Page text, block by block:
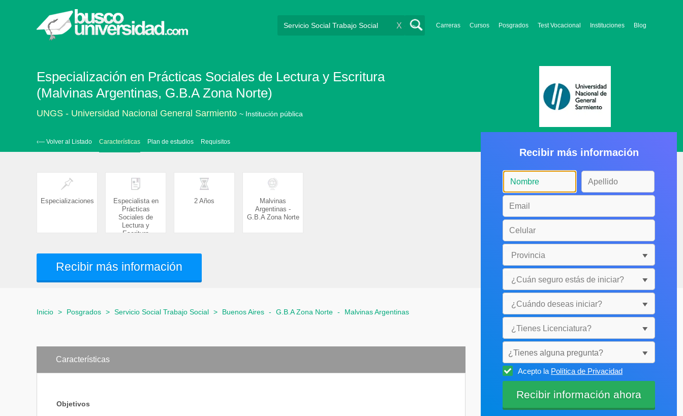
Carreras Cursos Posgrados Test Vocacional Instituciones Blog
X
Especialización en Prácticas Sociales de Lectura y Escritura
(Malvinas Argentinas, G.B.A Zona Norte)
UNGS - Universidad Nacional General Sarmiento ~ Institución pública
‹— Volver al Listado Características Plan de estudios Requisitos
Especializaciones
Especialista en
Prácticas
Sociales de
Lectura y
Escritura
2 Años
Malvinas
Argentinas -
G.B.A Zona Norte
Recibir más información
Inicio > Posgrados > Servicio Social Trabajo Social > Buenos Aires - G.B.A Zona Norte - Malvinas Argentinas
Características
Objetivos
Recibir más información
¿Tienes alguna pregunta?
Selecciónala
Acepto la Política de Privacidad